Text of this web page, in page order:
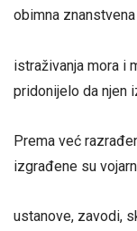
obimna znanstvena
istraživanja mora i
pridonijelo da njen
Prema već
izgrađene su
ustanove, zavodi,